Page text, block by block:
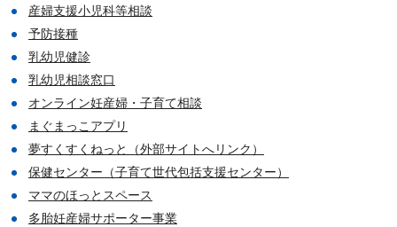
産婦支援小児科等相談
予防接種
乳幼児健診
乳幼児相談窓口
オンライン妊産婦・子育て相談
まぐまっこアプリ
夢すくすくねっと（外部サイトへリンク）
保健センター（子育て世代包括支援センター）
ママのほっとスペース
多胎妊産婦サポーター事業